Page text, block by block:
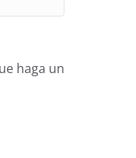
haga un